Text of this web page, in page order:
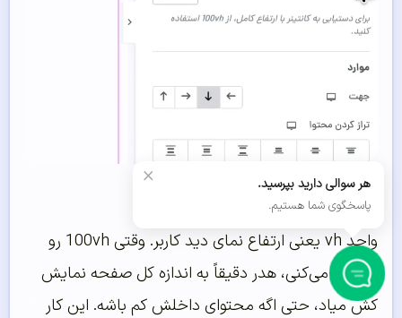
واحد vh یعنی ارتفاع نمای دید کاربر. وقتی 100vh رو
انتخاب می‌کنی، هدر دقیقاً به اندازه کل صفحه نمایش
کش میاد، حتی اگه محتوای داخلش کم باشه. این کار
× هر سوالی دارید بپرسید.
پاسخگوی شما هستیم.